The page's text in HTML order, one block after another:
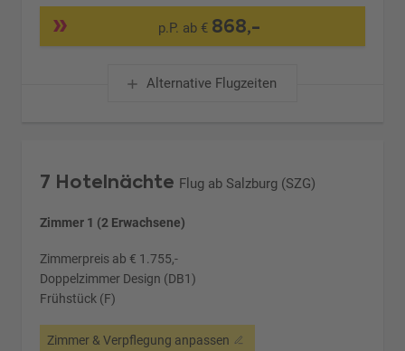
p.P. ab € 868,-
Alternative Flugzeiten
7 Hotelnächte Flug ab Salzburg (SZG)
Zimmer 1 (2 Erwachsene)
Zimmerpreis ab € 1.755,-
Doppelzimmer Design (DB1)
Frühstück (F)
Zimmer & Verpflegung anpassen